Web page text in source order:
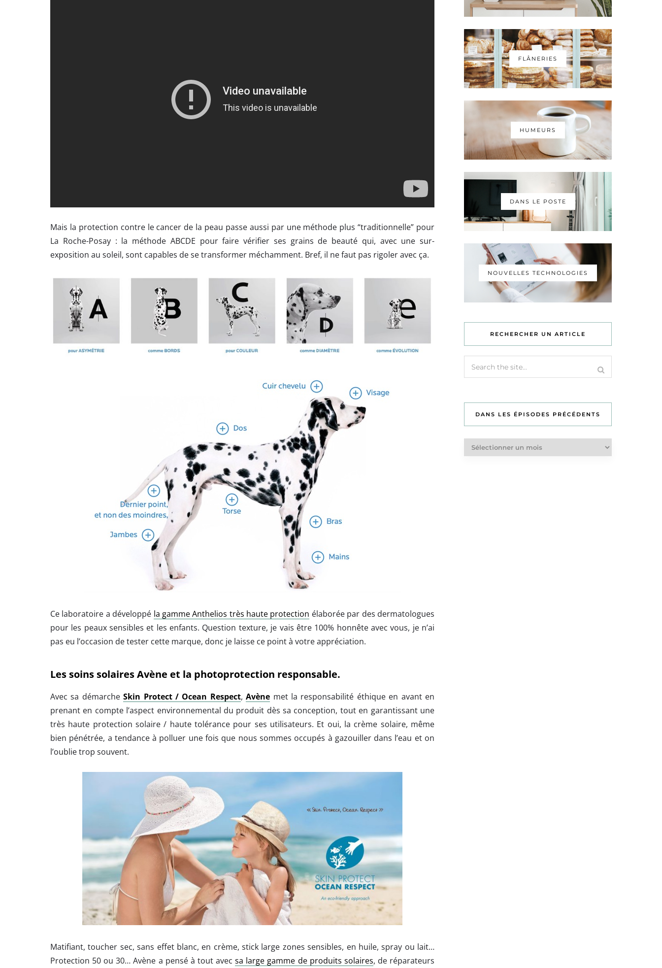
Mais la protection contre le cancer de la peau passe aussi par une méthode plus “traditionnelle” pour
La Roche-Posay : la méthode ABCDE pour faire vérifier ses grains de beauté qui, avec une sur-
exposition au soleil, sont capables de se transformer méchamment. Bref, il ne faut pas rigoler avec ça.
Ce laboratoire a développé la gamme Anthelios très haute protection élaborée par des dermatologues
pour les peaux sensibles et les enfants. Question texture, je vais être 100% honnête avec vous, je n’ai
pas eu l’occasion de tester cette marque, donc je laisse ce point à votre appréciation.
Les soins solairesAvène et la photoprotection responsable.
Avec sa démarcheSkin Protect / Ocean Respect,Avène met la responsabilité éthique en avant en
prenant en compte l’aspect environnemental du produit dès sa conception, tout en garantissant une
très haute protection solaire / haute tolérance pour ses utilisateurs. Et oui, la crème solaire, même
bien pénétrée, a tendance à polluer une fois que nous sommes occupés à gazouiller dans l’eau et on
l’oublie trop souvent.
Matifiant, toucher sec, sans effet blanc, en crème, stick large zones sensibles, en huile, spray ou lait…
Protection 50 ou 30… Avène a pensé à tout avecsa large gamme de produits solaires, de réparateurs
FLÂNERIES
HUMEURS
DANS LE POSTE
NOUVELLES TECHNOLOGIES
RECHERCHER UN ARTICLE
DANS LES ÉPISODES PRÉCÉDENTS
Dans
les